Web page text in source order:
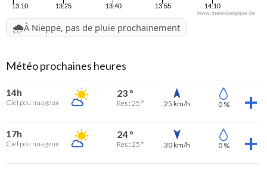
13:10 13:25 13:40 13:55 14:10
www.meteobelgique.be
🌧️À Nieppe, pas de pluie prochainement
Météo prochaines heures
14h
Ciel peu nuageux
23 °
Res : 25 ° 25 km/h 0 %
17h
Ciel peu nuageux
24 °
Res : 25 ° 30 km/h 0 %